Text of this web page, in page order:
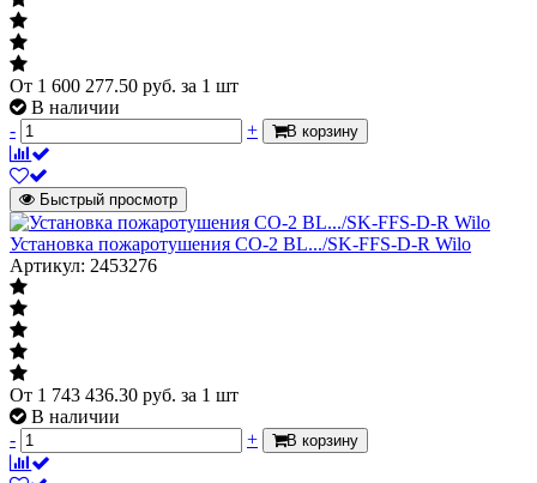
Материал проточной части насоса,
установленного в установке
От 1 600 277.50 руб. за 1 шт
В наличии
-
+ В корзину
Быстрый просмотр
Установка пожаротушения CO-2 BL.../SK-FFS-D-R Wilo
Артикул: 2453276
От 1 743 436.30 руб. за 1 шт
В наличии
-
+ В корзину